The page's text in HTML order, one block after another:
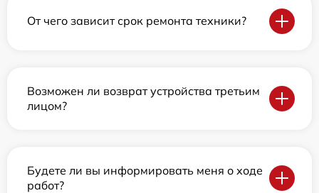
От чего зависит срок ремонта техники?
Возможен ли возврат устройства третьим
лицом?
Будете ли вы информировать меня о ходе
работ?